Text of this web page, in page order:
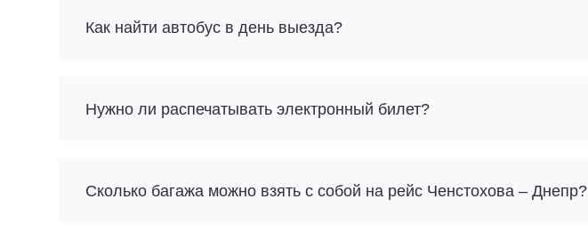
Как найти автобус в день выезда?
Нужно ли распечатывать электронный билет?
Сколько багажа можно взять с собой на рейс Ченстохова – Днепр?